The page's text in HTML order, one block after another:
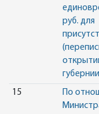
руб. для
15
По